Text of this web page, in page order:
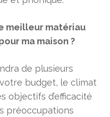
meilleur matériau
ma maison ?
de plusieurs
budget, le climat
objectifs d’efficacité
préoccupations